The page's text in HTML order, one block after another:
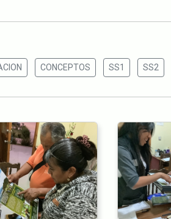
CONCEPTOS SS1 SS2